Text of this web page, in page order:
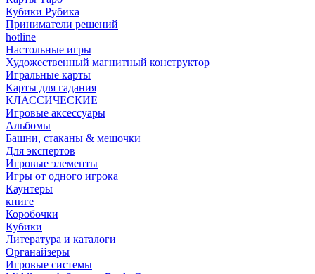
Кубики Рубика
Приниматели решений
hotline
Настольные игры
Художественный магнитный конструктор
Игральные карты
Карты для гадания
КЛАССИЧЕСКИЕ
Игровые аксессуары
Альбомы
Башни, стаканы & мешочки
Для экспертов
Игровые элементы
Игры от одного игрока
Каунтеры
книге
Коробочки
Кубики
Литература и каталоги
Органайзеры
Игровые системы